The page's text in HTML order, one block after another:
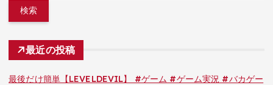
最近の投稿
最後だけ簡単【LEVELDEVIL】 #ゲーム #ゲーム実況 #バカゲー